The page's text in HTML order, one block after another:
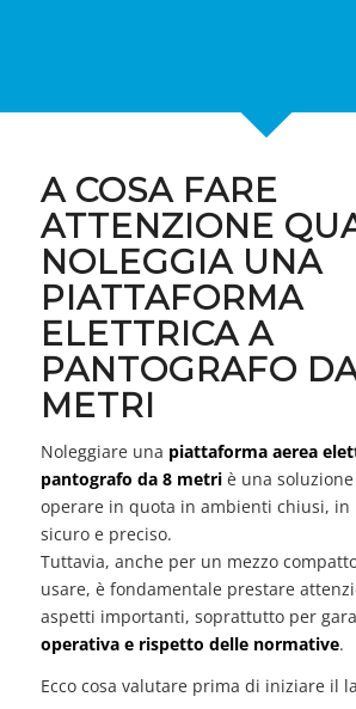
A COSA FARE
ATTENZIONE
NOLEGGIA UNA
PIATTAFORMA
ELETTRICA A
PANTOGRAFO
METRI
Noleggiare una piattaforma aerea
pantografo da 8 metriè una
operare in quota in ambienti chiusi, in
sicuro e preciso.
Tuttavia, anche per un mezzo
usare, è fondamentale prestare
aspetti importanti, soprattutto per
operativa e rispetto delle normative.
Ecco cosa valutare prima di iniziare il